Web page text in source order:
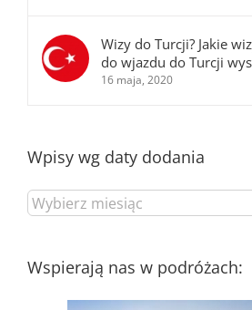
Wizy do Turcji? Jakie
do wjazdu do Turcji
16 maja, 2020
Wpisy wg daty dodania
Wpisy
wg
Wspierają nas w podróżach: